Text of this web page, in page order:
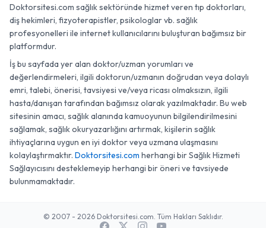
Doktorsitesi.com sağlık sektöründe hizmet veren tıp doktorları,
diş hekimleri, fizyoterapistler, psikologlar vb. sağlık
profesyonelleri ile internet kullanıcılarını buluşturan bağımsız bir
platformdur.
İş bu sayfada yer alan doktor/uzman yorumları ve
değerlendirmeleri, ilgili doktorun/uzmanın doğrudan veya dolaylı
emri, talebi, önerisi, tavsiyesi ve/veya ricası olmaksızın, ilgili
hasta/danışan tarafından bağımsız olarak yazılmaktadır. Bu web
sitesinin amacı, sağlık alanında kamuoyunun bilgilendirilmesini
sağlamak, sağlık okuryazarlığını artırmak, kişilerin sağlık
ihtiyaçlarına uygun en iyi doktor veya uzmana ulaşmasını
kolaylaştırmaktır. Doktorsitesi.com herhangi bir Sağlık Hizmeti
Sağlayıcısını desteklemeyip herhangi bir öneri ve tavsiyede
bulunmamaktadır.
© 2007 - 2026 Doktorsitesi.com. Tüm Hakları Saklıdır.